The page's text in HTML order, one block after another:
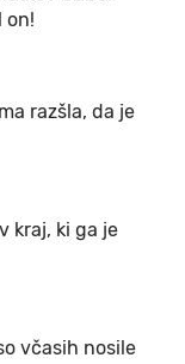
on!
razšla, da je
kraj, ki ga je
včasih nosile